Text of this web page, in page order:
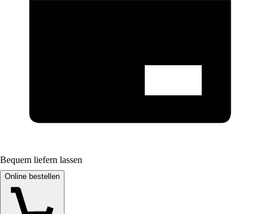
Bequem liefern lassen
Online bestellen